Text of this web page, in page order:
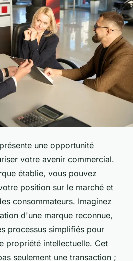
une opportunité
votre avenir commercial.
établie, vous pouvez
position sur le marché et
consommateurs. Imaginez
d'une marque reconnue,
processus simplifiés pour
propriété intellectuelle. Cet
seulement une transaction ;